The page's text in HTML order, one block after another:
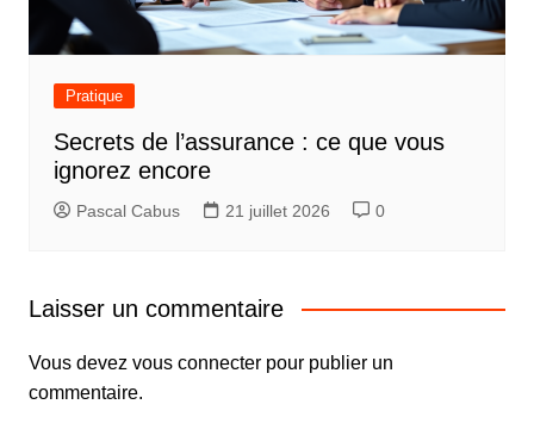
Pratique
Secrets de l’assurance : ce que vous
ignorez encore
Pascal Cabus 21 juillet 2026 0
Laisser un commentaire
Vous devez vous connecterpour publier un
commentaire.